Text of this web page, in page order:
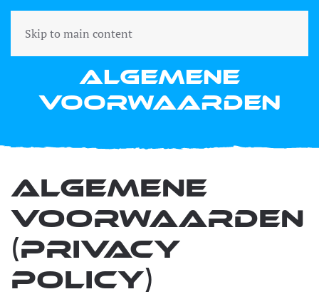
Skip to main content
Algemene
voorwaarden
Algemene
voorwaarden
(privacy
policy)